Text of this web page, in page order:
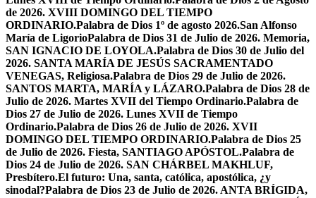
de 2026. XVIII DOMINGO DEL TIEMPO
ORDINARIO.Palabra de Dios 1º de agosto 2026.San Alfonso
María de LigorioPalabra de Dios 31 de Julio de 2026. Memoria,
SAN IGNACIO DE LOYOLA.Palabra de Dios 30 de Julio del
2026. SANTA MARÍA DE JESÚS SACRAMENTADO
VENEGAS, Religiosa.Palabra de Dios 29 de Julio de 2026.
SANTOS MARTA, MARÍA y LÁZARO.Palabra de Dios 28 de
Julio de 2026. Martes XVII del Tiempo Ordinario.Palabra de
Dios 27 de Julio de 2026. Lunes XVII de Tiempo
Ordinario.Palabra de Dios 26 de Julio de 2026. XVII
DOMINGO DEL TIEMPO ORDINARIO.Palabra de Dios 25
de Julio de 2026. Fiesta, SANTIAGO APÓSTOL.Palabra de
Dios 24 de Julio de 2026. SAN CHÁRBEL MAKHLUF,
Presbítero.El futuro: Una, santa, católica, apostólica, ¿y
sinodal?Palabra de Dios 23 de Julio de 2026. ANTA BRÍGIDA,